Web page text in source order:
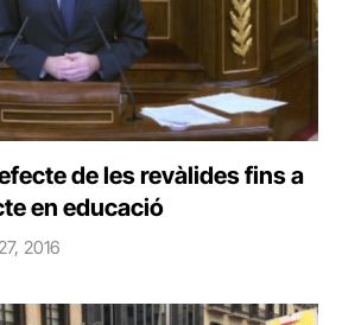
de les revàlides fins a
en educació
2016